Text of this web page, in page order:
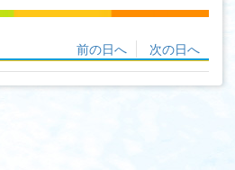
前の日へ 次の日へ